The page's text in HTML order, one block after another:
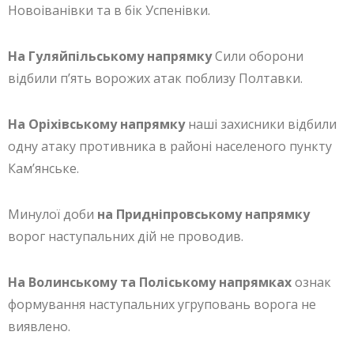
Новоіванівки та в бік Успенівки.
На Гуляйпільському напрямкуСили оборони
відбили п’ять ворожих атак поблизу Полтавки.
На Оріхівському напрямкунаші захисники відбили
одну атаку противника в районі населеного пункту
Кам’янське.
Минулої доби на Придніпровському напрямку
ворог наступальних дій не проводив.
На Волинському та Поліському напрямкахознак
формування наступальних угруповань ворога не
виявлено.